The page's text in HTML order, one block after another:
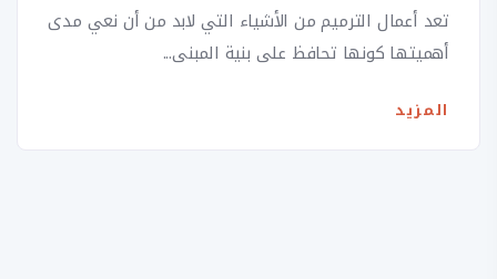
تعد أعمال الترميم من الأشياء التي لابد من أن نعي مدى
أهميتها كونها تحافظ على بنية المبنى...
المزيد